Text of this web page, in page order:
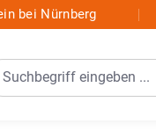
bei Nürnberg